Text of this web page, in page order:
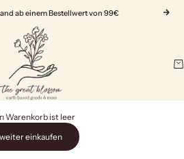
ab einem Bestellwert von 99€
Vor
The Great Blossom
Warenkorb ist leer
weiter einkaufen